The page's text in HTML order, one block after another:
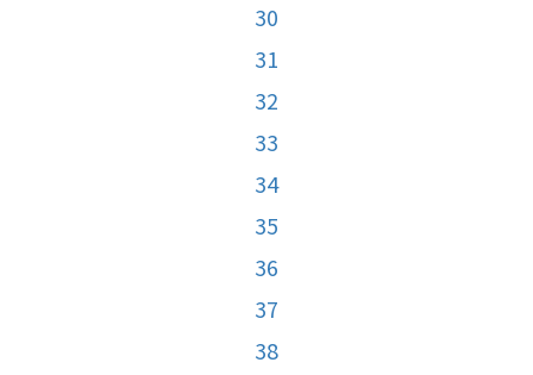
30
31
32
33
34
35
36
37
38